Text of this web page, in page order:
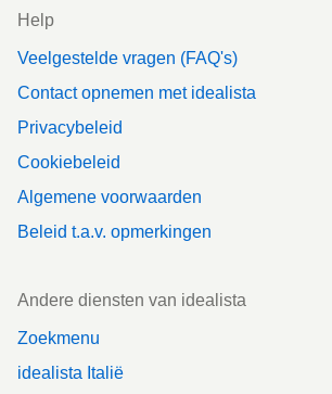
Help
Veelgestelde vragen (FAQ's)
Contact opnemen met idealista
Privacybeleid
Cookiebeleid
Algemene voorwaarden
Beleid t.a.v. opmerkingen
Andere diensten van idealista
Zoekmenu
idealista Italië